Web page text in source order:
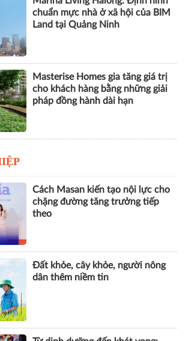
Thị trường BĐS trong chu kỳ mới:
Cuộc đua về chất lượng và giá trị
thực
Marina Living Halong: Định hình
chuẩn mực nhà ở xã hội của BIM
Land tại Quảng Ninh
Cách Masan kiến tạo nội lực cho
chặng đường tăng trưởng tiếp